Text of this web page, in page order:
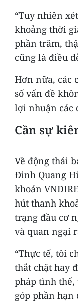
“Tuy nhiên
khoảng thời
phần trăm,
cũng là điều
Hơn nữa, các
số vấn đề
lợi nhuận các
Cần sự
Về động thái
Đinh Quang
khoán
hút thanh
trạng đầu cơ
và quan ngại
“Thực tế, tôi
thắt chặt hay
pháp tình
góp phần